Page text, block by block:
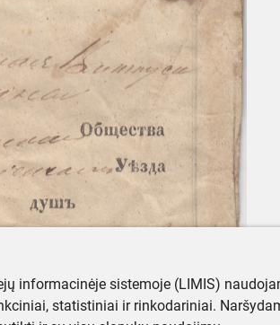
informacinėje sistemoje (LIMIS)
statistiniai ir rinkodariniai.